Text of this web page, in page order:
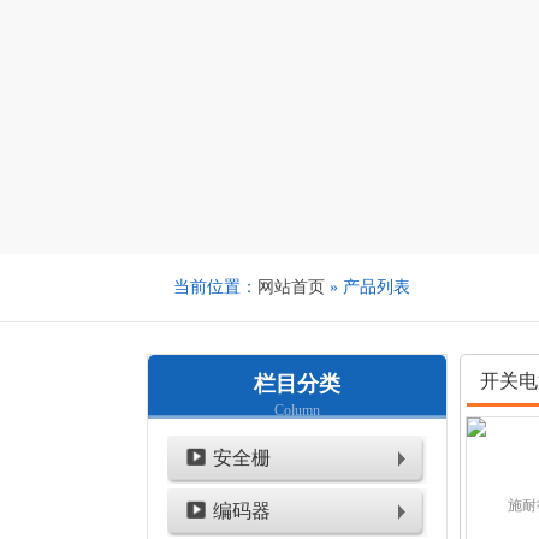
当前位置： 网站首页 » 产品列表
栏目分类
Column
安全栅
编码器
开关